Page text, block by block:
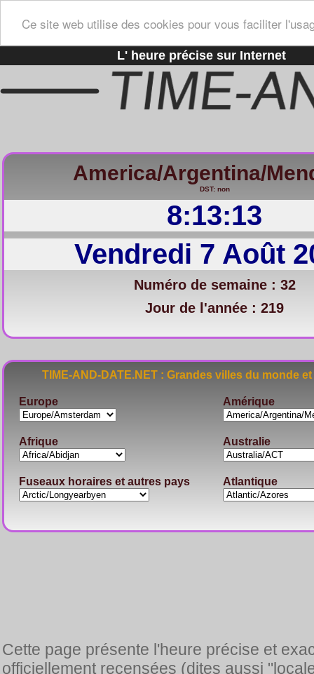
Ce site web utilise des cookies pour vous faciliter
L' heure précise sur Internet
America/Argentina/
DST: non
8:13:14
Vendredi 7 Août
Numéro de semaine : 32
Jour de l'année : 219
TIME-AND-DATE.NET : Grandes villes du
Europe Amérique
Afrique Australie
Fuseaux horaires et autres pays Atlantique
Cette page présente l'heure précise et
officiellement recensées (dites aussi